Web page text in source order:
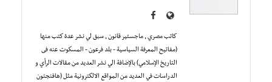
كاتب مصري , ماجستير قانون , سبق لي نشر عدة كتب منها
(مفاتيح المعرفة السياسية - بلد فرعون - المسكوت عنه فى
التاريخ الإسلامي) بالإضافة الي نشر العديد من مقالات الرأي و
الدراسات في العديد من المواقع الالكترونية مثل (هافنجتون